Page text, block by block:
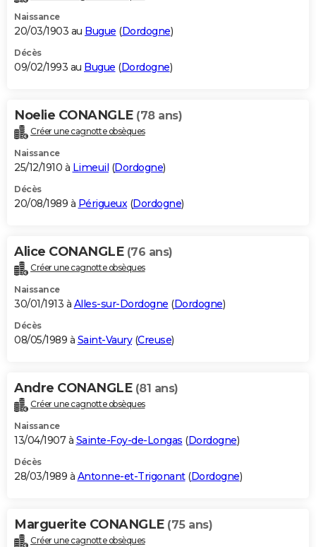
Naissance
20/03/1903 au Bugue (Dordogne)
Décès
09/02/1993 au Bugue (Dordogne)
Noelie CONANGLE (78 ans)
Créer une cagnotte obsèques
Naissance
25/12/1910 à Limeuil (Dordogne)
Décès
20/08/1989 à Périgueux(Dordogne)
Alice CONANGLE (76 ans)
Créer une cagnotte obsèques
Naissance
30/01/1913 à Alles-sur-Dordogne (Dordogne)
Décès
08/05/1989 à Saint-Vaury(Creuse)
Andre CONANGLE (81 ans)
Créer une cagnotte obsèques
Naissance
13/04/1907 à Sainte-Foy-de-Longas (Dordogne)
Décès
28/03/1989 à Antonne-et-Trigonant(Dordogne)
Marguerite CONANGLE (75 ans)
Créer une cagnotte obsèques